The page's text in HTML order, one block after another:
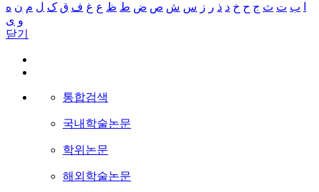
ب ت ث ج ح خ د ذ ر ز س ش ص ض ط ظ ع غ ف ق ک ل م ن ه
و ی
닫기
통합검색
국내학술논문
학위논문
해외학술논문